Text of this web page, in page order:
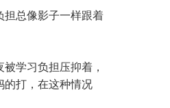
总像影子一样跟着
学习负担压抑着，
的打，在这种情况